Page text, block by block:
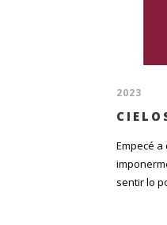
2023
Empecé a
sentir lo